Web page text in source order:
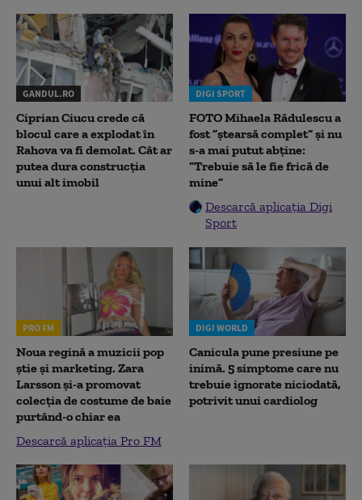
GANDUL.RO
Ciprian Ciucu crede că
blocul care a explodat în
Rahova va fi demolat. Cât ar
putea dura construcția
unui alt imobil
DIGI SPORT
FOTO Mihaela Rădulescu a
fost ”ștearsă complet” și nu
s-a mai putut abține:
”Trebuie să le fie frică de
mine”
Descarcă aplicația Digi
Sport
PRO FM
Noua regină a muzicii pop
știe și marketing. Zara
Larsson și-a promovat
colecția de costume de baie
purtând-o chiar ea
Descarcă aplicația Pro FM
DIGI WORLD
Canicula pune presiune pe
inimă. 5 simptome care nu
trebuie ignorate niciodată,
potrivit unui cardiolog